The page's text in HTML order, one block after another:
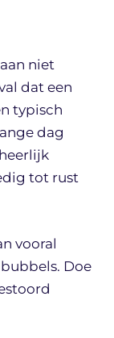
niet
dat een
typisch
dag
tot rust
vooral
Doe